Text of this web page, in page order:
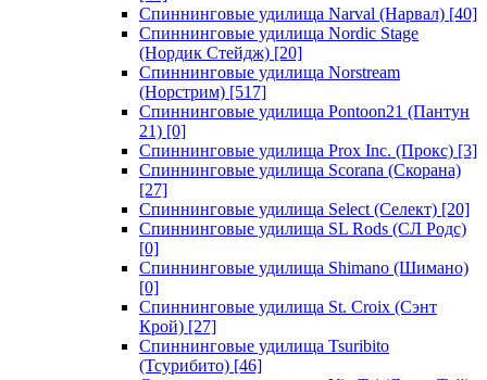
Спиннинговые удилища Narval (Нарвал) [40]
Спиннинговые удилища Nordic Stage
(Нордик Стейдж) [20]
Спиннинговые удилища Norstream
(Норстрим) [517]
Спиннинговые удилища Pontoon21 (Пантун
21) [0]
Спиннинговые удилища Prox Inc. (Прокс) [3]
Спиннинговые удилища Scorana (Скорана)
[27]
Спиннинговые удилища Select (Селект) [20]
Спиннинговые удилища SL Rods (СЛ Родс)
[0]
Спиннинговые удилища Shimano (Шимано)
[0]
Спиннинговые удилища St. Croix (Сэнт
Крой) [27]
Спиннинговые удилища Tsuribito
(Тсурибито) [46]